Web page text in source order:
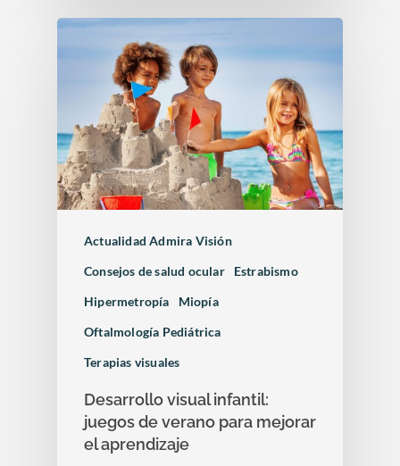
Actualidad Admira Visión
Consejos de salud ocular
Estrabismo
Hipermetropía
Miopía
Oftalmología Pediátrica
Terapias visuales
Desarrollo visual infantil:
juegos de verano para mejorar
el aprendizaje
Oclusión de la vena
Otras…
Docencia
Sesiones clínicas